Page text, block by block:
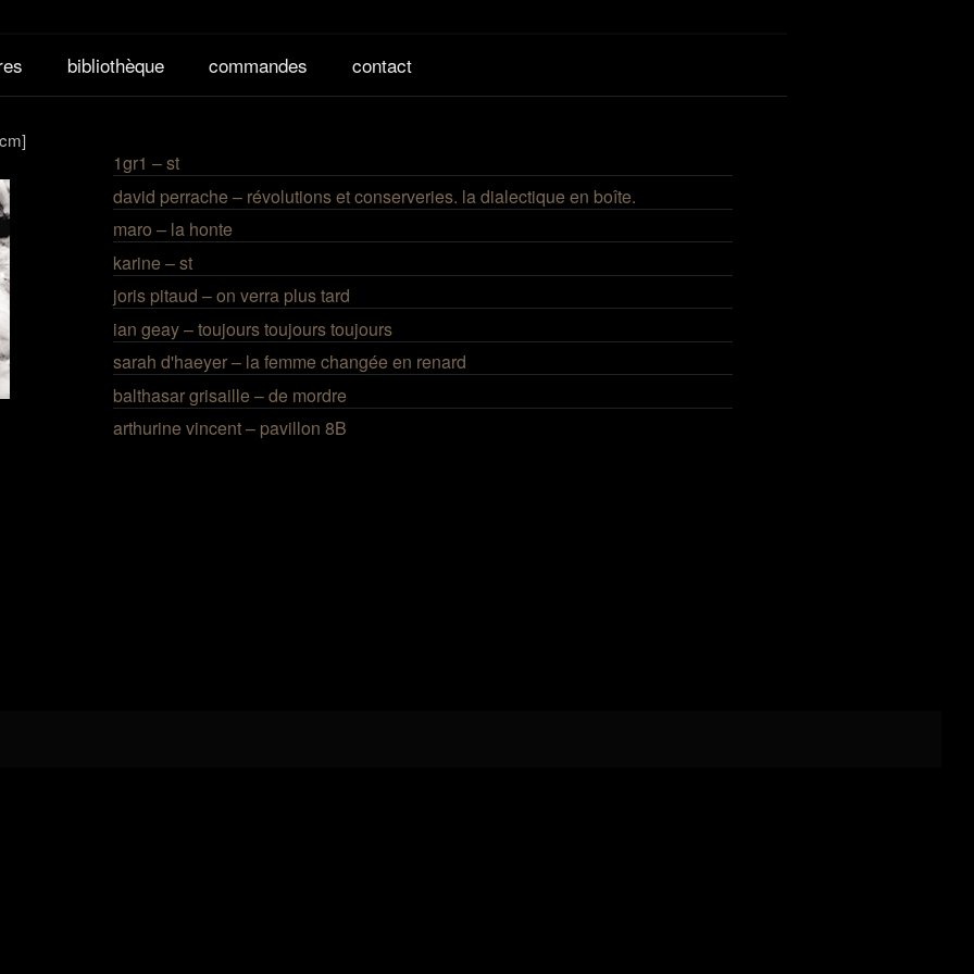
bibliothèque commandes contact
1gr1 – st
david perrache – révolutions et conserveries. la dialectique en boîte.
maro – la honte
karine – st
joris pitaud – on verra plus tard
ian geay – toujours toujours toujours
sarah d'haeyer – la femme changée en renard
balthasar grisaille – de mordre
arthurine vincent – pavillon 8B